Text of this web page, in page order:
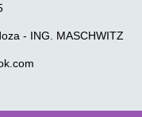
- ING. MASCHWITZ